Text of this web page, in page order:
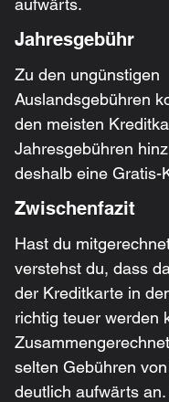
aufwärts.
Jahresgebühr
Zu den ungünstigen
Auslandsgebühren
den meisten
Jahresgebühren
deshalb eine Gratis-
Zwischenfazit
Hast du
verstehst du, dass
der Kreditkarte in
richtig teuer werden
selten Gebühren
deutlich aufwärts